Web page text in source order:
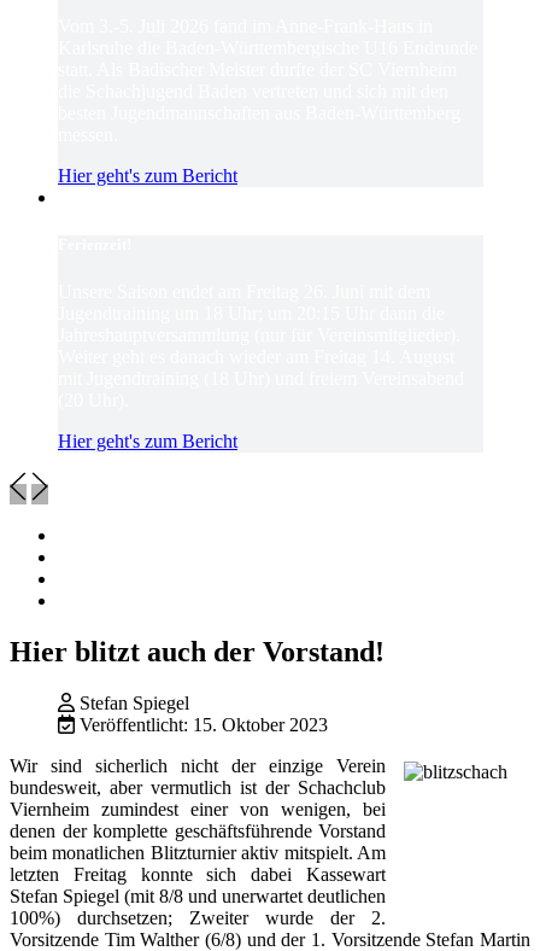
Hier geht's zum Bericht
Hier geht's zum Bericht
Hier blitzt auch der Vorstand!
Stefan Spiegel
Veröffentlicht: 15. Oktober 2023
Wir sind sicherlich nicht der einzige Verein
bundesweit, aber vermutlich ist der Schachclub
Viernheim zumindest einer von wenigen, bei
denen der komplette geschäftsführende Vorstand
beim monatlichen Blitzturnier aktiv mitspielt. Am
letzten Freitag konnte sich dabei Kassewart
Stefan Spiegel (mit 8/8 und unerwartet deutlichen
100%) durchsetzen; Zweiter wurde der 2.
Vorsitzende Tim Walther (6/8) und der 1. Vorsitzende Stefan Martin